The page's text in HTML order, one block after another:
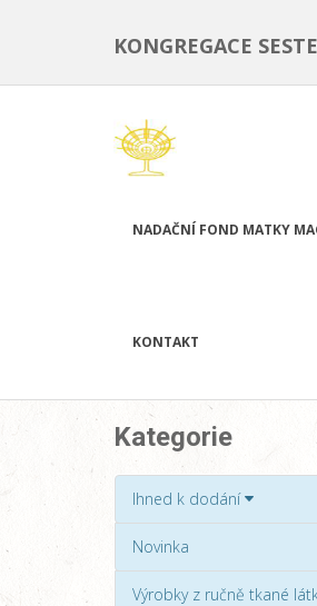
KONGREGACE
NADAČNÍ FOND MATKY
KONTAKT
Kategorie
Ihned k dodání
Novinka
Výrobky z ručně tkané